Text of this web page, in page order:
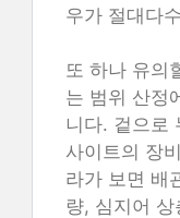
우가 절대다
또 하나 유의
는 범위 산정
니다. 겉으로
사이트의 장
라가 보면 배
량, 심지어